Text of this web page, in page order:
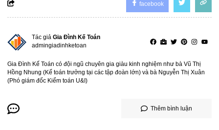
facebook
Tác giả Gia Đình Kế Toán
admingiadinhketoan
Gia Đình Kế Toán có đội ngũ chuyên gia giàu kinh nghiệm như bà Vũ Thị
Hồng Nhung (Kế toán trưởng tại các tập đoàn lớn) và bà Nguyễn Thị Xuân
(Phó giám đốc Kiểm toán U&I)
Thêm bình luận